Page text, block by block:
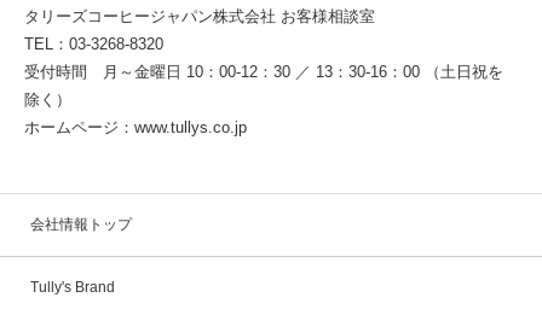
タリーズコーヒージャパン株式会社 お客様相談室
TEL：03-3268-8320
受付時間 月～金曜日 10：00-12：30 ／ 13：30-16：00 （土日祝を
除く）
ホームページ：www.tullys.co.jp
会社情報トップ
Tully's Brand